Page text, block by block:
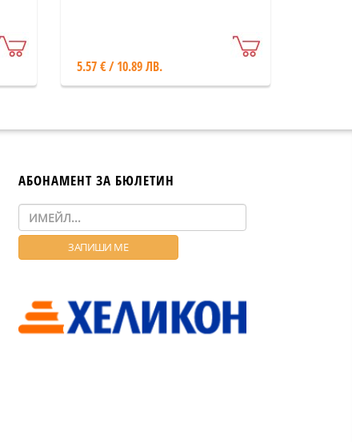
5.57 € / 10.89 ЛВ.
АБОНАМЕНТ ЗА БЮЛЕТИН